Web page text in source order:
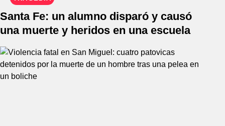
Santa Fe: un alumno disparó y causó
una muerte y heridos en una escuela